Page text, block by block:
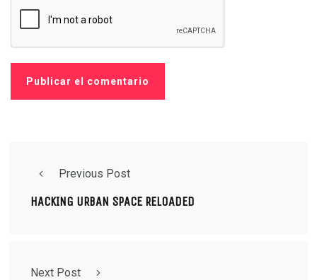
Previous Post
HACKING URBAN SPACE RELOADED
Next Post